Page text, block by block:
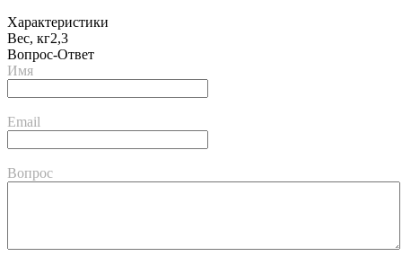
Характеристики
Вес, кг2,3
Вопрос-Ответ
Имя
Email
Вопрос